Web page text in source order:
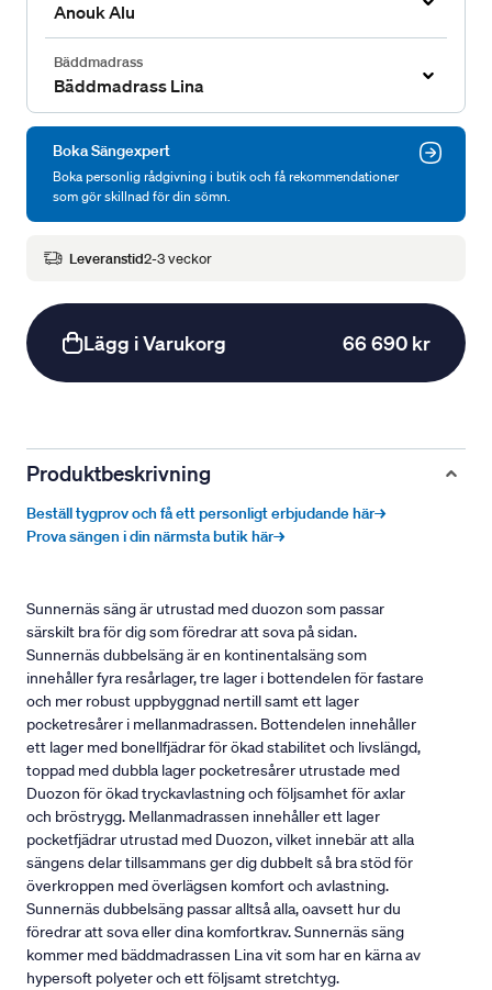
Anouk Alu
Bäddmadrass
Bäddmadrass Lina
Boka Sängexpert
Boka personlig rådgivning i butik och få rekommendationer
som gör skillnad för din sömn.
Leveranstid2-3 veckor
Lägg i Varukorg 66 690 kr
Produktbeskrivning
Beställ tygprov och få ett personligt erbjudande här→
Prova sängen i din närmsta butik här→
Sunnernäs säng är utrustad med duozon som passar
särskilt bra för dig som föredrar att sova på sidan.
Sunnernäs dubbelsäng är en kontinentalsäng som
innehåller fyra resårlager, tre lager i bottendelen för fastare
och mer robust uppbyggnad nertill samt ett lager
pocketresårer i mellanmadrassen. Bottendelen innehåller
ett lager med bonellfjädrar för ökad stabilitet och livslängd,
toppad med dubbla lager pocketresårer utrustade med
Duozon för ökad tryckavlastning och följsamhet för axlar
och bröstrygg. Mellanmadrassen innehåller ett lager
pocketfjädrar utrustad med Duozon, vilket innebär att alla
sängens delar tillsammans ger dig dubbelt så bra stöd för
överkroppen med överlägsen komfort och avlastning.
Sunnernäs dubbelsäng passar alltså alla, oavsett hur du
föredrar att sova eller dina komfortkrav. Sunnernäs säng
kommer med bäddmadrassen Lina vit som har en kärna av
hypersoft polyeter och ett följsamt stretchtyg.